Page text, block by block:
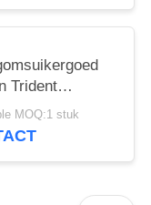
Trident
Elektrische
MOQ:1 stuk